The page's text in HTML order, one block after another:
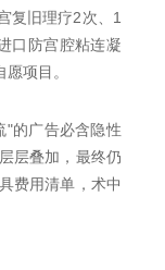
复旧理疗2次、1
口防宫腔粘连凝
项目。
"的广告必含隐性
层叠加，最终仍
费用清单，术中